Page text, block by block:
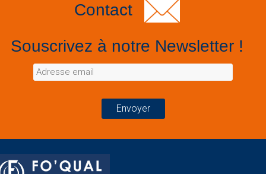
Contact
Souscrivez à notre Newsletter !